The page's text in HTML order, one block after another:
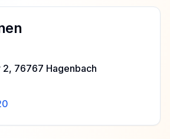
2, 76767 Hagenbach